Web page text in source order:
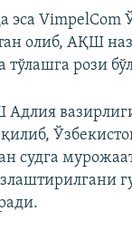
VimpelCom
олиб, АҚШ
рози
судга